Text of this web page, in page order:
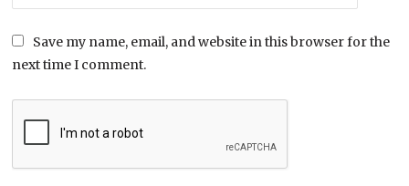
Save my name, email, and website in this browser for the
next time I comment.